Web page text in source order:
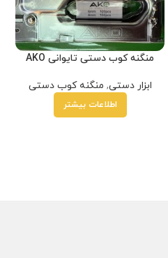
منگنه کوب دستی تایوانی AKO
ابزار دستی, منگنه کوب دستی
اطلاعات بیشتر